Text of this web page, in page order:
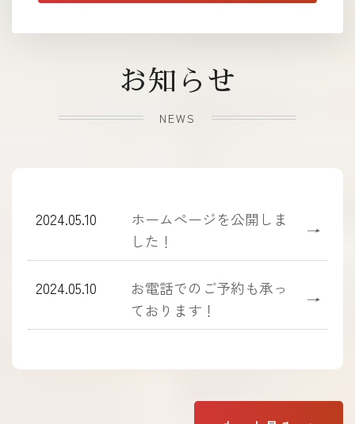
お知らせ
NEWS
2024.05.10
ホームぺージを公開しま
した！
→
2024.05.10
お電話でのご予約も承っ
ております！
→